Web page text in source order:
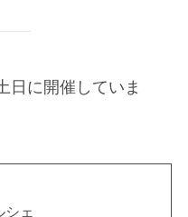
日に開催していま
シェ